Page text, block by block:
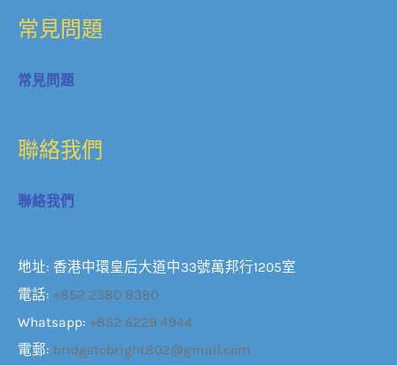
常見問題
常見問題
聯絡我們
聯絡我們
地址: 香港中環皇后大道中33號萬邦行1205室
電話: +852 2380 8380
Whatsapp: +852 6229 4944
電郵: bridgetobright802@gmail.com